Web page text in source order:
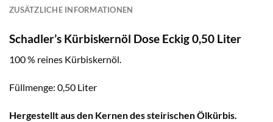
ZUSÄTZLICHE INFORMATIONEN
Schadler’s Kürbiskernöl Dose Eckig 0,50 Liter
100 % reines Kürbiskernöl.
Füllmenge: 0,50 Liter
Hergestellt aus den Kernen des steirischen Ölkürbis.